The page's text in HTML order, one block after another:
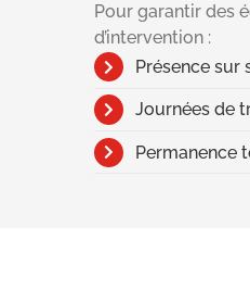
Pour garantir des
d’intervention :
Présence sur
Journées de
Permanence